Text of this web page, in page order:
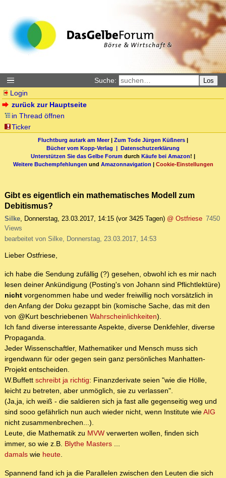
Suche: Los
Login
zurück zur Hauptseite
in Thread öffnen
Ticker
Fluchtburg autark am Meer| Zum Tode Jürgen Küßners |
Bücher vom Kopp-Verlag | Datenschutzerklärung
Unterstützen Sie das Gelbe Forum durch Käufe bei Amazon! |
Weitere Buchempfehlungen und Amazonnavigation | Cookie-Einstellungen
Gibt es eigentlich ein mathematisches Modell zum
Debitismus?
Silke, Donnerstag, 23.03.2017, 14:15 (vor 3425 Tagen) @ Ostfriese 7450
Views
bearbeitet von Silke, Donnerstag, 23.03.2017, 14:53
Lieber Ostfriese,
ich habe die Sendung zufällig (?) gesehen, obwohl ich es mir nach
lesen deiner Ankündigung (Posting's von Johann sind Pflichtlektüre)
nicht vorgenommen habe und weder freiwillig noch vorsätzlich in
den Anfang der Doku gezappt bin (komische Sache, das mit den
von @Kurt beschriebenen Wahrscheinlichkeiten).
Ich fand diverse interessante Aspekte, diverse Denkfehler, diverse
Propaganda.
Jeder Wissenschaftler, Mathematiker und Mensch muss sich
irgendwann für oder gegen sein ganz persönliches Manhatten-
Projekt entscheiden.
W.Buffett schreibt ja richtig: Finanzderivate seien "wie die Hölle,
leicht zu betreten, aber unmöglich, sie zu verlassen".
(Ja,ja, ich weiß - die saldieren sich ja fast alle gegenseitig weg und
sind sooo gefährlich nun auch wieder nicht, wenn Institute wieAIG
nicht zusammenbrechen...).
Leute, die Mathematik zu MVW verwerten wollen, finden sich
immer, so wie z.B. Blythe Masters ...
damals wie heute.
Spannend fand ich ja die Parallelen zwischen den Leuten die sich